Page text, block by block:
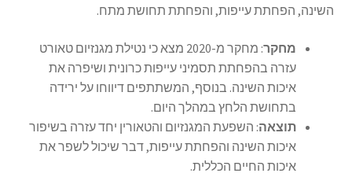
השינה, הפחתת עייפות, והפחתת תחושת מתח.
מחקר
: מחקר מ-2020 מצא כי נטילת מגנזיום טאורט
עזרה בהפחתת תסמיני עייפות כרונית ושיפרה את
איכות השינה. בנוסף, המשתתפים דיווחו על ירידה
בתחושת הלחץ במהלך היום.
תוצאה: השפעת המגנזיום והטאורין יחד עזרה בשיפור
איכות השינה והפחתת עייפות, דבר שיכול לשפר את
איכות החיים הכללית.